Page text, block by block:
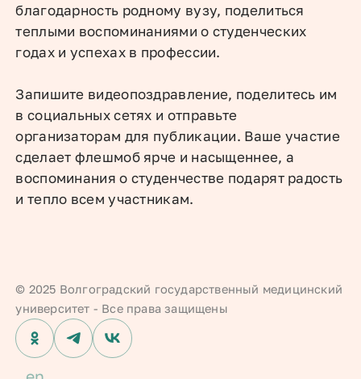
благодарность родному вузу, поделиться
теплыми воспоминаниями о студенческих
годах и успехах в профессии.
Запишите видеопоздравление, поделитесь им
в социальных сетях и отправьте
организаторам для публикации. Ваше участие
сделает флешмоб ярче и насыщеннее, а
воспоминания о студенчестве подарят радость
и тепло всем участникам.
© 2025 Волгоградский государственный медицинский
университет - Все права защищены
ok Telegram
ВК